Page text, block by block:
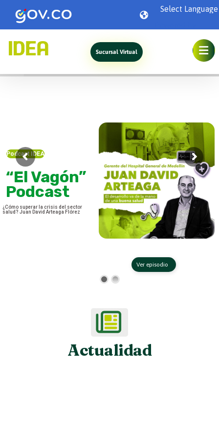
Sucursal Virtual
“El Vagón”
Podcast
Ver episodio
Podcast IDEA
¿Cómo superar la crisis del sector
salud? Juan David Arteaga Flórez
Actualidad